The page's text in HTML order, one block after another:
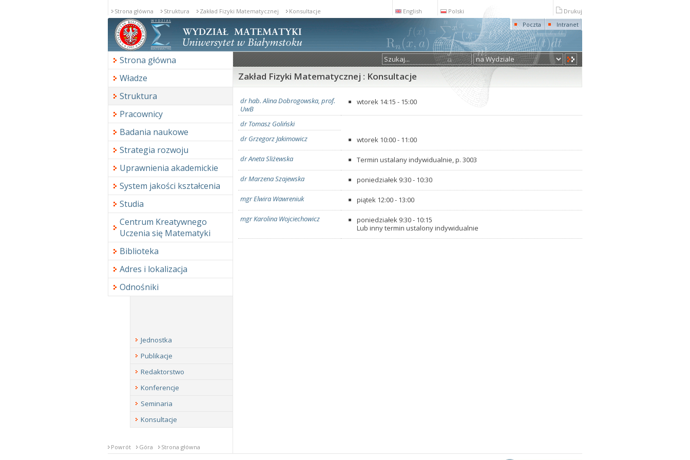
Strona główna Struktura Zakład Fizyki Matematycznej Konsultacje English Polski
Drukuj
Poczta
Intranet
Strona główna
Władze
Struktura
Pracownicy
Badania naukowe
Strategia rozwoju
Uprawnienia akademickie
System jakości kształcenia
Studia
Centrum Kreatywnego
Uczenia się Matematyki
Biblioteka
Adres i lokalizacja
Odnośniki
Zakład Fizyki Matematycznej : Konsultacje
dr hab. Alina Dobrogowska, prof.
UwB
wtorek 14:15 - 15:00
dr Tomasz Goliński
dr Grzegorz Jakimowicz
wtorek 10:00 - 11:00
dr Aneta Sliżewska Termin ustalany indywidualnie, p. 3003
dr Marzena Szajewska poniedziałek 9:30 - 10:30
mgr Elwira Wawreniuk piątek 12:00 - 13:00
mgr Karolina Wojciechowicz
poniedziałek 9:30 - 10:15
Lub inny termin ustalony indywidualnie
Jednostka
Publikacje
Redaktorstwo
Konferencje
Seminaria
Konsultacje
Powrót Góra Strona główna